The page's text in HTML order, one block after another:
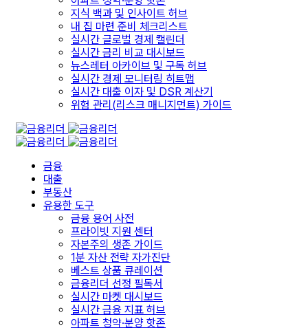
지식 백과 및 인사이트 허브
내 집 마련 준비 체크리스트
실시간 글로벌 경제 캘린더
실시간 금리 비교 대시보드
뉴스레터 아카이브 및 구독 허브
실시간 경제 모니터링 히트맵
실시간 대출 이자 및 DSR 계산기
위험 관리(리스크 매니지먼트) 가이드
금융
대출
부동산
유용한 도구
금융 용어 사전
프라이빗 지원 센터
자본주의 생존 가이드
1분 자산 전략 자가진단
베스트 상품 큐레이션
금융리더 선정 필독서
실시간 마켓 대시보드
실시간 금융 지표 허브
아파트 청약·분양 핫존